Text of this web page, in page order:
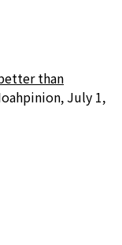
than
July 1,